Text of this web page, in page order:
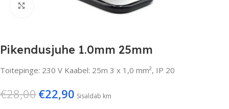
Pikendusjuhe 1.0mm 25mm
Toitepinge: 230 V Kaabel: 25m 3 x 1,0 mm², IP 20
€28,00€22,90 Sisaldab km